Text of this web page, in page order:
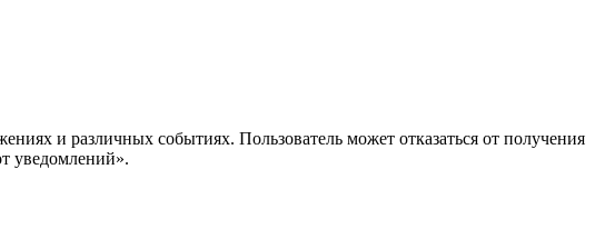
и различных событиях. Пользователь может отказаться от получения
уведомлений».